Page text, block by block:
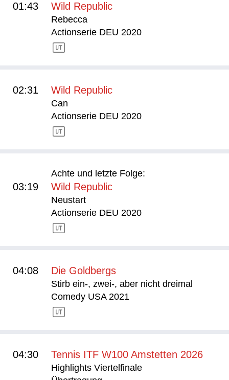
01:43 Wild Republic
Rebecca
Actionserie DEU 2020
02:31 Wild Republic
Can
Actionserie DEU 2020
Achte und letzte Folge:
03:19 Wild Republic
Neustart
Actionserie DEU 2020
04:08 Die Goldbergs
Stirb ein-, zwei-, aber nicht dreimal
Comedy USA 2021
04:30 Tennis ITF W100 Amstetten 2026
Highlights Viertelfinale